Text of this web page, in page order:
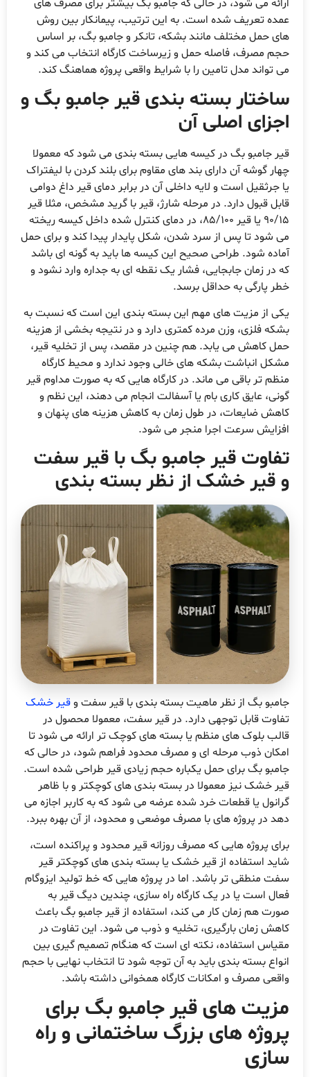
می شود، در حالی که جامبو بگ بیشتر برای مصرف های
تعریف شده است. به این ترتیب، پیمانکار بین روش
حمل مختلف مانند بشکه، تانکر و جامبو بگ، بر اساس
مصرف، فاصله حمل و زیرساخت کارگاه انتخاب می کند و
تواند مدل تامین را با شرایط واقعی پروژه هماهنگ کند.
بسته بندی قیر جامبو بگ و
اصلی آن
جامبو بگ در کیسه هایی بسته بندی می شود که معمولا
گوشه آن دارای بند های مقاوم برای بلند کردن با لیفتراک
جرثقیل است و لایه داخلی آن در برابر دمای قیر داغ دوامی
قبول دارد. در مرحله شارژ، قیر با گرید مشخص، مثلا قیر
90/15 یا قیر 85/100، در دمای کنترل شده داخل کیسه ریخته
شود تا پس از سرد شدن، شکل پایدار پیدا کند و برای حمل
شود. طراحی صحیح این کیسه ها باید به گونه ای باشد
در زمان جابجایی، فشار یک نقطه ای به جداره وارد نشود و
پارگی به حداقل برسد.
از مزیت های مهم این بسته بندی این است که نسبت به
فلزی، وزن مرده کمتری دارد و در نتیجه بخشی از هزینه
کاهش می یابد. هم چنین در مقصد، پس از تخلیه قیر،
انباشت بشکه های خالی وجود ندارد و محیط کارگاه
تر باقی می ماند. در کارگاه هایی که به صورت مداوم قیر
عایق کاری بام یا آسفالت انجام می دهند، این نظم و
ضایعات، در طول زمان به کاهش هزینه های پنهان و
سرعت اجرا منجر می شود.
قیر جامبو بگ با قیر سفت
قیر خشک از نظر بسته بندی
بگ از نظر ماهیت بسته بندی با قیر سفت وقیر خشک
قابل توجهی دارد. در قیر سفت، معمولا محصول در
بلوک های منظم یا بسته های کوچک تر ارائه می شود تا
ذوب مرحله ای و مصرف محدود فراهم شود، در حالی که
بگ برای حمل یکباره حجم زیادی قیر طراحی شده است.
خشک نیز معمولا در بسته بندی های کوچکتر و با ظاهر
یا قطعات خرد شده عرضه می شود که به کاربر اجازه می
در پروژه های با مصرف موضعی و محدود، از آن بهره ببرد.
پروژه هایی که مصرف روزانه قیر محدود و پراکنده است،
استفاده از قیر خشک یا بسته بندی های کوچکتر قیر
منطقی تر باشد. اما در پروژه هایی که خط تولید ایزوگام
است یا در یک کارگاه راه سازی، چندین دیگ قیر به
هم زمان کار می کند، استفاده از قیر جامبو بگ باعث
زمان بارگیری، تخلیه و ذوب می شود. این تفاوت در
استفاده، نکته ای است که هنگام تصمیم گیری بین
بسته بندی باید به آن توجه شود تا انتخاب نهایی با حجم
مصرف و امکانات کارگاه همخوانی داشته باشد.
های قیر جامبو بگ برای
های بزرگ ساختمانی و راه